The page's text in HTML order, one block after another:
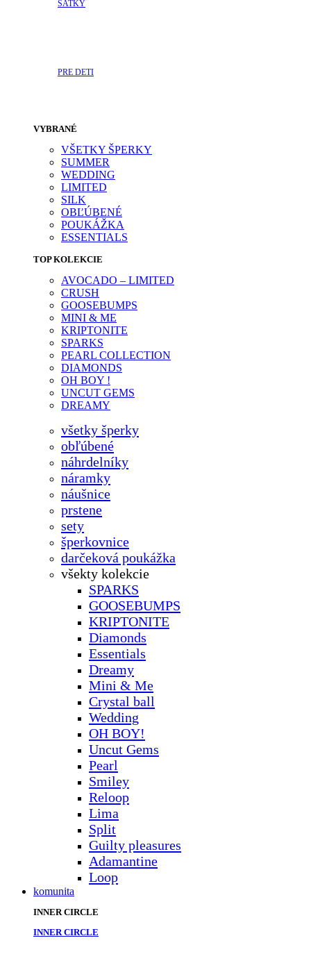
ŠATKY
PRE DETI
VYBRANÉ
VŠETKY ŠPERKY
SUMMER
WEDDING
LIMITED
SILK
OBĽÚBENÉ
POUKÁŽKA
ESSENTIALS
TOP KOLEKCIE
AVOCADO – LIMITED
CRUSH
GOOSEBUMPS
MINI & ME
KRIPTONITE
SPARKS
PEARL COLLECTION
DIAMONDS
OH BOY !
UNCUT GEMS
DREAMY
všetky šperky
obľúbené
náhrdelníky
náramky
náušnice
prstene
sety
šperkovnice
darčeková poukážka
všekty kolekcie
SPARKS
GOOSEBUMPS
KRIPTONITE
Diamonds
Essentials
Dreamy
Mini & Me
Crystal ball
Wedding
OH BOY!
Uncut Gems
Pearl
Smiley
Reloop
Lima
Split
Guilty pleasures
Adamantine
Loop
komunita
INNER CIRCLE
INNER CIRCLE